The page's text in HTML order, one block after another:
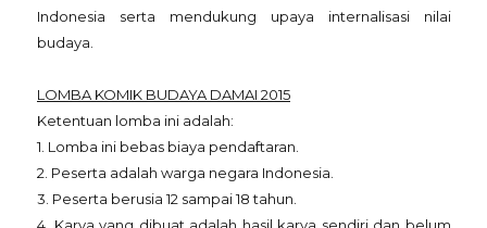
Indonesia serta mendukung upaya internalisasi nilai
budaya.
LOMBA KOMIK BUDAYA DAMAI 2015
Ketentuan lomba ini adalah:
1. Lomba ini bebas biaya pendaftaran.
2. Peserta adalah warga negara Indonesia.
3. Peserta berusia 12 sampai 18 tahun.